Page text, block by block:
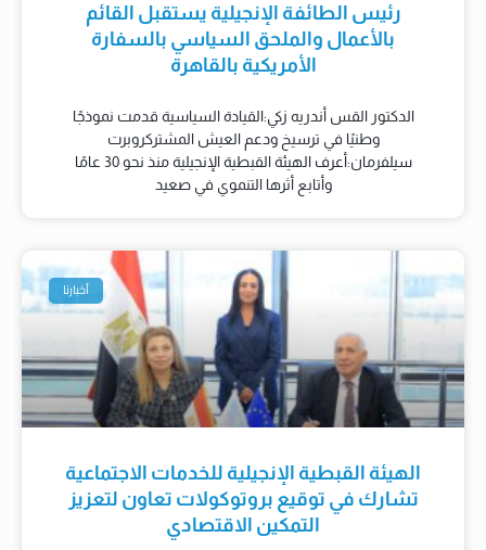
رئيس الطائفة الإنجيلية يستقبل القائم
بالأعمال والملحق السياسي بالسفارة
الأمريكية بالقاهرة
الدكتور القس أندريه زكي:القيادة السياسية قدمت نموذجًا
وطنيًا في ترسيخ ودعم العيش المشتركروبرت
سيلفرمان:أعرف الهيئة القبطية الإنجيلية منذ نحو 30 عامًا
وأتابع أثرها التنموي في صعيد
أخبارنا
الهيئة القبطية الإنجيلية للخدمات الاجتماعية
تشارك في توقيع بروتوكولات تعاون لتعزيز
التمكين الاقتصادي